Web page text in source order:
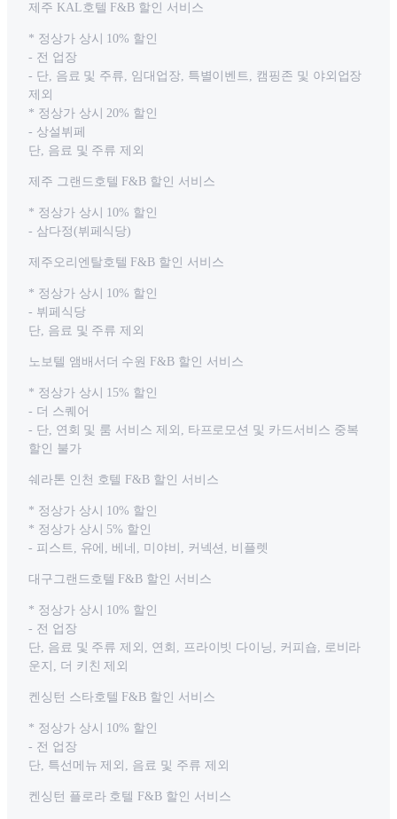
제주 KAL호텔 F&B 할인 서비스
* 정상가 상시 10% 할인
- 전 업장
- 단, 음료 및 주류, 임대업장, 특별이벤트, 캠핑존 및 야외업장
제외
* 정상가 상시 20% 할인
- 상설뷔페
단, 음료 및 주류 제외
제주 그랜드호텔 F&B 할인 서비스
* 정상가 상시 10% 할인
- 삼다정(뷔페식당)
제주오리엔탈호텔 F&B 할인 서비스
* 정상가 상시 10% 할인
- 뷔페식당
단, 음료 및 주류 제외
노보텔 앰배서더 수원 F&B 할인 서비스
* 정상가 상시 15% 할인
- 더 스퀘어
- 단, 연회 및 룸 서비스 제외, 타프로모션 및 카드서비스 중복
할인 불가
쉐라톤 인천 호텔 F&B 할인 서비스
* 정상가 상시 10% 할인
* 정상가 상시 5% 할인
- 피스트, 유에, 베네, 미야비, 커넥션, 비플렛
대구그랜드호텔 F&B 할인 서비스
* 정상가 상시 10% 할인
- 전 업장
단, 음료 및 주류 제외, 연회, 프라이빗 다이닝, 커피숍, 로비라
운지, 더 키친 제외
켄싱턴 스타호텔 F&B 할인 서비스
* 정상가 상시 10% 할인
- 전 업장
단, 특선메뉴 제외, 음료 및 주류 제외
켄싱턴 플로라 호텔 F&B 할인 서비스